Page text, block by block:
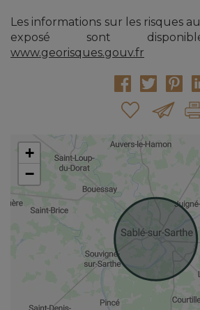
Les informations sur les risques
exposé sont
www.georisques.gouv.fr
+
−